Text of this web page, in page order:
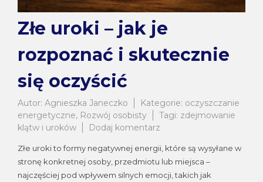
Złe uroki – jak je
rozpoznać i skutecznie
się oczyścić
Autor: Agnieszka Janeczko Kategorie: oczyszczanie
energetyczne, Rozwój osobisty Tagi: zdejmowanie
klątw i uroków
Dodaj komentarz
uroki
–
jak
Złe uroki to formy negatywnej energii, które są wysyłane w
stronę konkretnej osoby, przedmiotu lub miejsca –
najczęściej pod wpływem silnych emocji, takich jak